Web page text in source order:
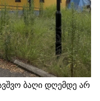
ბაღი დღემდე არ